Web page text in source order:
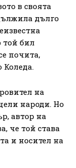
в своята
дълго
той бил
почита,
Коледа.
на
народи. Но
автор на
че той става
и носител на